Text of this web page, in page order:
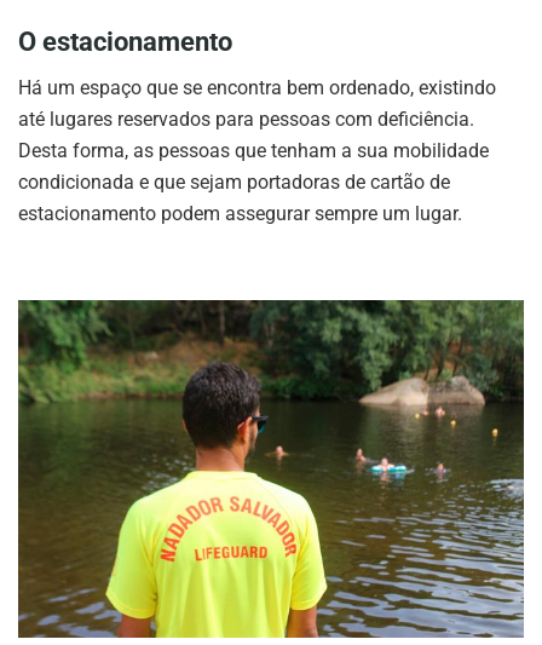
O estacionamento
Há um espaço que se encontra bem ordenado, existindo
até lugares reservados para pessoas com deficiência.
Desta forma, as pessoas que tenham a sua mobilidade
condicionada e que sejam portadoras de cartão de
estacionamento podem assegurar sempre um lugar.